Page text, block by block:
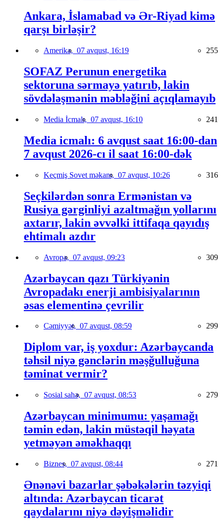
Ankara, İslamabad və Ər-Riyad kimə
qarşı birləşir?
Amerika, 07 avqust, 16:19 255
SOFAZ Perunun energetika
sektoruna sərmayə yatırıb, lakin
sövdələşmənin məbləğini açıqlamayıb
Media İcmalı, 07 avqust, 16:10 241
Media icmalı: 6 avqust saat 16:00-dan
7 avqust 2026-cı il saat 16:00-dək
Keçmiş Sovet məkanı, 07 avqust, 10:26 316
Seçkilərdən sonra Ermənistan və
Rusiya gərginliyi azaltmağın yollarını
axtarır, lakin əvvəlki ittifaqa qayıdış
ehtimalı azdır
Avropa, 07 avqust, 09:23 309
Azərbaycan qazı Türkiyənin
Avropadakı enerji ambisiyalarının
əsas elementinə çevrilir
Cəmiyyət, 07 avqust, 08:59 299
Diplom var, iş yoxdur: Azərbaycanda
təhsil niyə gənclərin məşğulluğuna
təminat vermir?
Sosial sahə, 07 avqust, 08:53 279
Azərbaycan minimumu: yaşamağı
təmin edən, lakin müstəqil həyata
yetməyən əməkhaqqı
Biznes, 07 avqust, 08:44 271
Ənənəvi bazarlar şəbəkələrin təzyiqi
altında: Azərbaycan ticarət
qaydalarını niyə dəyişməlidir